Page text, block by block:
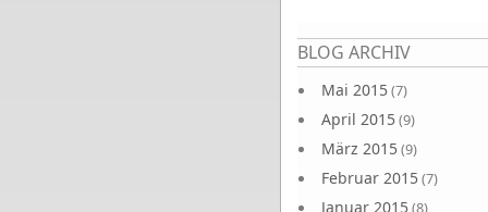
BLOG ARCHIV
Mai 2015(7)
April 2015(9)
März 2015(9)
Februar 2015(7)
Januar 2015(8)
Seiten